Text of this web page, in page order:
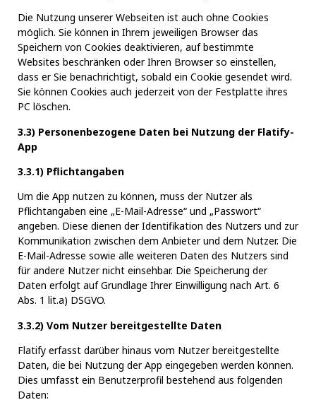
Die Nutzung unserer Webseiten ist auch ohne Cookies
möglich. Sie können in Ihrem jeweiligen Browser das
Speichern von Cookies deaktivieren, auf bestimmte
Websites beschränken oder Ihren Browser so einstellen,
dass er Sie benachrichtigt, sobald ein Cookie gesendet wird.
Sie können Cookies auch jederzeit von der Festplatte ihres
PC löschen.
3.3) Personenbezogene Daten bei Nutzung der Flatify-
App
3.3.1) Pflichtangaben
Um die App nutzen zu können, muss der Nutzer als
Pflichtangaben eine „E-Mail-Adresse“ und „Passwort“
angeben. Diese dienen der Identifikation des Nutzers und zur
Kommunikation zwischen dem Anbieter und dem Nutzer. Die
E-Mail-Adresse sowie alle weiteren Daten des Nutzers sind
für andere Nutzer nicht einsehbar. Die Speicherung der
Daten erfolgt auf Grundlage Ihrer Einwilligung nach Art. 6
Abs. 1 lit.a) DSGVO.
3.3.2) Vom Nutzer bereitgestellte Daten
Flatify erfasst darüber hinaus vom Nutzer bereitgestellte
Daten, die bei Nutzung der App eingegeben werden können.
Dies umfasst ein Benutzerprofil bestehend aus folgenden
Daten: